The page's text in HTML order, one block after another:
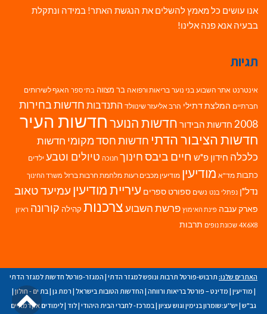
אנו עושים כל מאמץ להשלים את הנגשת האתר! במידה ונתקלת
בבעיה אנא פנה אלינו!
תגיות
אינטרנט אתר השבוע בני נוער בריאות ורפואה בר מצווה בתי ספר האגף לשירותים
חברתיים המלצת דתילי הרב אליעזר שינוולד התנדבות חדשות בחירות
2008 חדשות הבידור חדשות הנוערחדשות העיר
חדשות הציבור הדתי חדשות חסד מקומי חדשות
כלכלה חידון פ"ש חיים ביבסחינוך חנוכה טיולים וטבע ילדים
כתבות מד"א מודיעין מודיעין מכבים רעות מלחמת חרבות ברזל משרד החינוך
נדל"ן נפתלי בנט נשים ספורט ספרים עיריית מודיעין עמיעד טאוב
פארק ענבה פינת האימוץ פרשת השבועצרכנות קהילה קורונה ראיון
4X6X8 שכונת נופים תרבות
האתרים שלנו: תרבוש-פורטל תרבות ונופש למגזר הדתי | המגזר-פורטל חדשות למגזר הדתי
| מודיעין | מדינט – פורטל בריאות ורווחה | החדשות הטובות בישראל | רמת גן |בת ים - חולון|
גב"ש | יש''ע:שומרון בנימין וגוש עציון |במרכז- לחברי הבית היהודי |לוד |לימודים אקדמאיים